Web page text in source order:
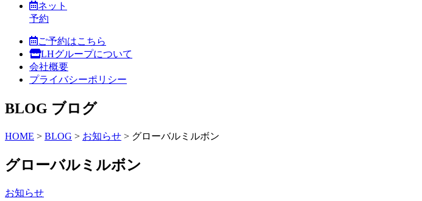
ネット
予約
ご予約はこちら
LHグループについて
会社概要
プライバシーポリシー
BLOG ブログ
HOME > BLOG > お知らせ > グローバルミルボン
グローバルミルボン
お知らせ